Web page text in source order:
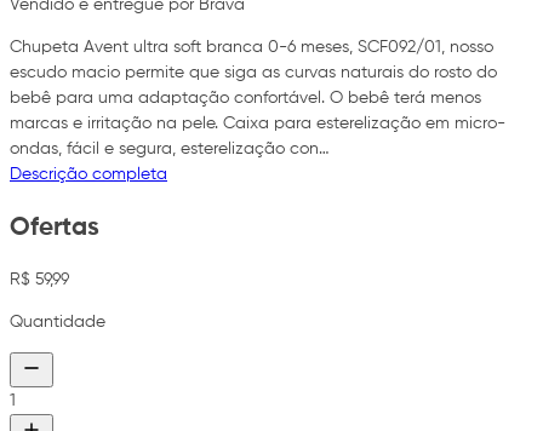
Vendido e entregue por Brava
Chupeta Avent ultra soft branca 0-6 meses, SCF092/01, nosso
escudo macio permite que siga as curvas naturais do rosto do
bebê para uma adaptação confortável. O bebê terá menos
marcas e irritação na pele. Caixa para esterelização em micro-
ondas, fácil e segura, esterelização con…
Descrição completa
Ofertas
R$ 59,99
Quantidade
1